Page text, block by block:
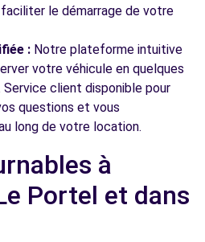
le démarrage de votre
: Notre plateforme intuitive
votre véhicule en quelques
client disponible pour
questions et vous
long de votre location.
à
Portel et dans